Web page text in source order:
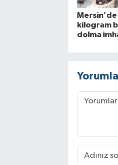
Mersin'de
kilogram
dolma